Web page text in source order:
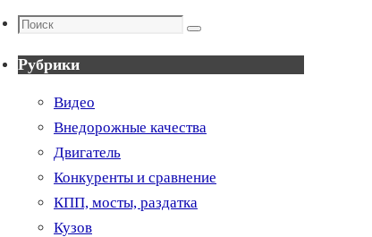
Поиск
Поиск
Рубрики
Видео
Внедорожные качества
Двигатель
Конкуренты и сравнение
КПП, мосты, раздатка
Кузов